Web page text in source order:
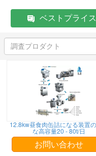
ベストプライス
12.8kw昼食肉缶詰になる装置
な高容量20 - 80t/日
お問い合わせ